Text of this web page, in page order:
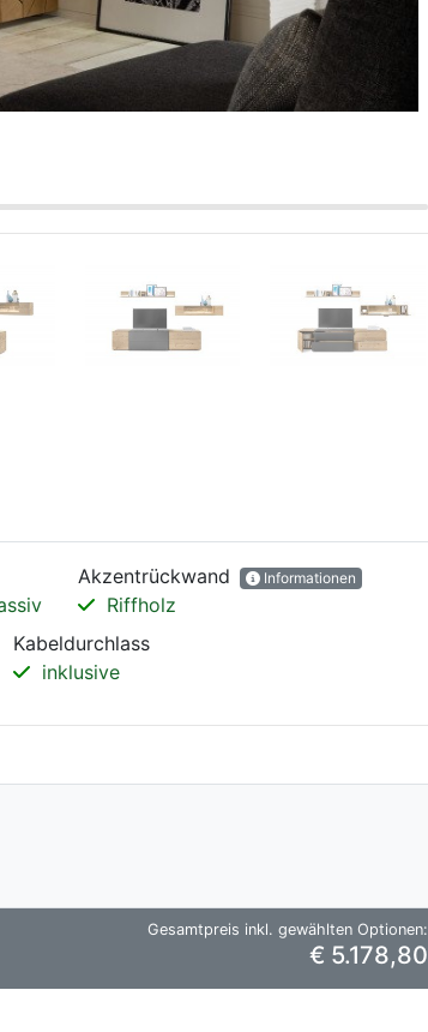
Akzentrückwand Informationen
Riffholz
Kabeldurchlass
inklusive
Gesamtpreis inkl. gewählten Optionen:
€ 5.178,80